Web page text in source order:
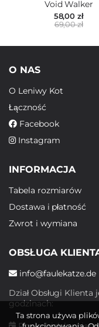
Void Walker
58,00 zł
69,00 zł
O NAS
O Leniwy Kot
Łączność
Facebook
Instagram
INFORMACJA
Tabela rozmiarów
Dostawa i płatność
Zwrot i wymiana
OBSŁUGA
info@faulekatze.de
Dział Obsługi
godzinach:
Ta strona używa